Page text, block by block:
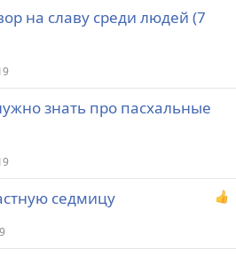
на славу среди людей (7
знать про пасхальные
седмицу